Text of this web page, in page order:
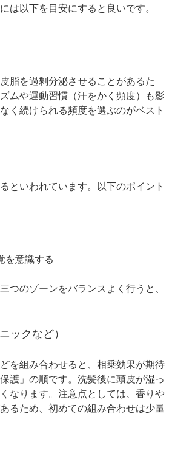
は以下を目安にすると良いです。
脂を過剰分泌させることがあるた
ムや運動習慣（汗をかく頻度）も影
く続けられる頻度を選ぶのがベスト
といわれています。以下のポイント
を意識する
つのゾーンをバランスよく行うと、
ックなど）
を組み合わせると、相乗効果が期待
護」の順です。洗髪後に頭皮が湿っ
なります。注意点としては、香りや
るため、初めての組み合わせは少量